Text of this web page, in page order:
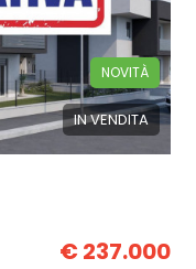
IN VENDITA
NOVITÀ
€ 237.000